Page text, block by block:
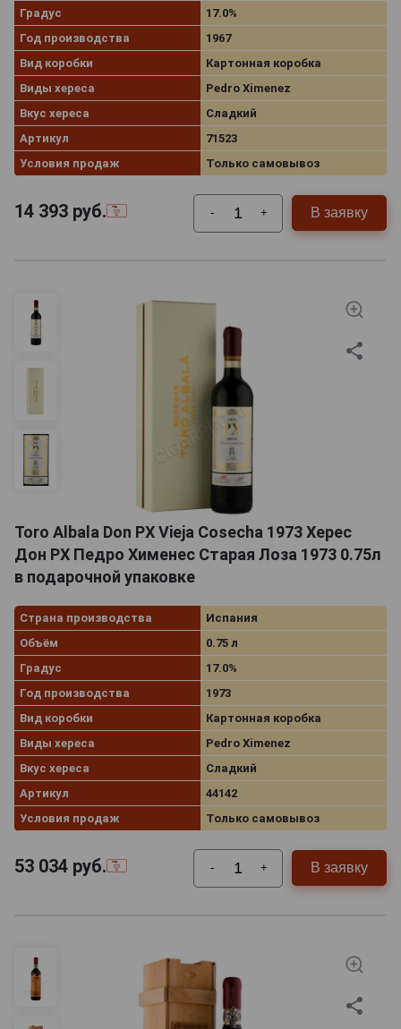
возрастом около 60-80 лет. Многие вина из линейки
хереса Toro Albala – это коллекционные напитки,
способные развиваться в стекле до 10 и более лет.
Выразительный букет алкоголя наполнен
цитрусовыми, сливочными, перечными, древесными,
табачными и ореховыми отголосками, которые
являются отличительными чертами спиртных
напитков класса «люкс».
Градус
17.0%
Год производства
1967
Вид коробки
Картонная коробка
Виды хереса
Pedro Ximenez
Вкус хереса
Сладкий
Артикул
71523
Условия продаж
Только самовывоз
14 393 руб. - + В заявку
Toro Albala Don PX Vieja Cosecha 1973 Херес
Дон РХ Педро Хименес Старая Лоза 1973 0.75л
в подарочной упаковке
Страна производства
Испания
Объём
0.75 л
Градус
17.0%
Год производства
1973
Вид коробки
Картонная коробка
Виды хереса
Pedro Ximenez
Вкус хереса
Сладкий
Артикул
44142
Условия продаж
Только самовывоз
53 034 руб. - + В заявку